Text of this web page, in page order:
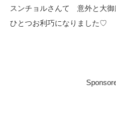
スンチョルさんて 意外と大
ひとつお利巧になりました♡